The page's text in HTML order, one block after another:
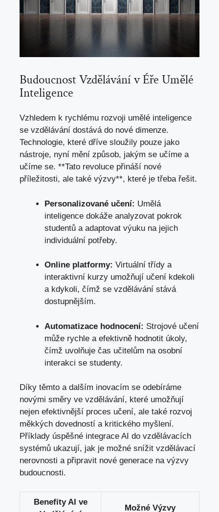
Budoucnost Vzdělávání v Éře Umělé
Inteligence
Vzhledem k rychlému rozvoji umělé inteligence
se vzdělávání dostává do nové dimenze.
Technologie, které dříve sloužily pouze jako
nástroje, nyní mění způsob, jakým se učíme a
učíme se. **Tato revoluce přináší nové
příležitosti, ale také výzvy**, které je třeba řešit.
Personalizované učení: Umělá
inteligence dokáže analyzovat pokrok
studentů a adaptovat výuku na jejich
individuální potřeby.
Online platformy: Virtuální třídy a
interaktivní kurzy umožňují učení kdekoli
a kdykoli, čímž se vzdělávání stává
dostupnějším.
Automatizace hodnocení: Strojové učení
může rychle a efektivně hodnotit úkoly,
čímž uvolňuje čas učitelům na osobní
interakci se studenty.
Díky těmto a dalším inovacím se odebíráme
novými směry ve vzdělávání, které umožňují
nejen efektivnější proces učení, ale také rozvoj
měkkých dovedností a kritického myšlení.
Příklady úspěšné integrace AI do vzdělávacích
systémů ukazují, jak je možné snížit vzdělávací
nerovnosti a připravit nové generace na výzvy
budoucnosti.
Benefity AI ve
Možné Výzvy